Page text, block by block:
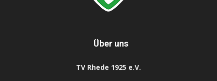
Über uns
TV Rhede 1925 e.V.